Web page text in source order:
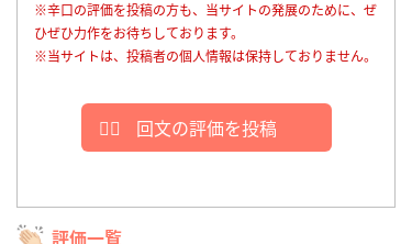
※辛口の評価を投稿の方も、当サイトの発展のために、ぜ
ひぜひ力作をお待ちしております。
※当サイトは、投稿者の個人情報は保持しておりません。
回文の評価を投稿
評価一覧